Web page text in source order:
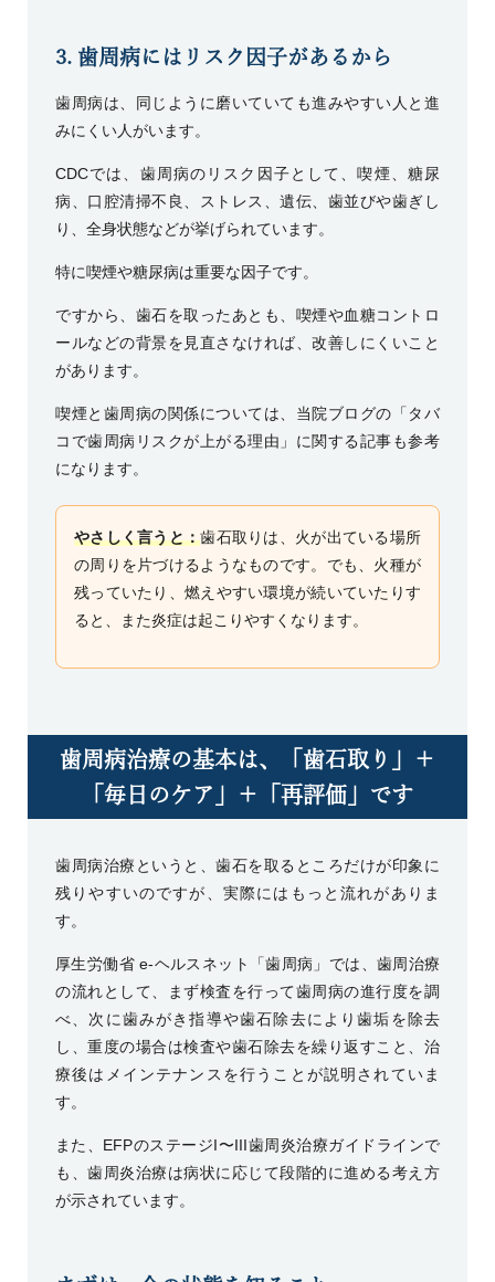
3. 歯周病にはリスク因子があるから
歯周病は、同じように磨いていても進みやすい人と進
みにくい人がいます。
CDCでは、歯周病のリスク因子として、喫煙、糖尿
病、口腔清掃不良、ストレス、遺伝、歯並びや歯ぎし
り、全身状態などが挙げられています。
特に喫煙や糖尿病は重要な因子です。
ですから、歯石を取ったあとも、喫煙や血糖コントロ
ールなどの背景を見直さなければ、改善しにくいこと
があります。
喫煙と歯周病の関係については、当院ブログの「タバ
コで歯周病リスクが上がる理由」に関する記事も参考
になります。
やさしく言うと：歯石取りは、火が出ている場所
の周りを片づけるようなものです。でも、火種が
残っていたり、燃えやすい環境が続いていたりす
ると、また炎症は起こりやすくなります。
歯周病治療の基本は、「歯石取り」＋
「毎日のケア」＋「再評価」です
歯周病治療というと、歯石を取るところだけが印象に
残りやすいのですが、実際にはもっと流れがありま
す。
厚生労働省 e-ヘルスネット「歯周病」 では、歯周治療
の流れとして、まず検査を行って歯周病の進行度を調
べ、次に歯みがき指導や歯石除去により歯垢を除去
し、重度の場合は検査や歯石除去を繰り返すこと、治
療後はメインテナンスを行うことが説明されていま
す。
また、 EFPのステージI〜III歯周炎治療ガイドラインで
も、歯周炎治療は病状に応じて段階的に進める考え方
が示されています。